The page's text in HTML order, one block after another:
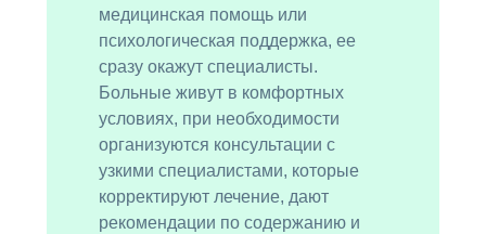
медицинская помощь или
психологическая поддержка, ее
сразу окажут специалисты.
Больные живут в комфортных
условиях, при необходимости
организуются консультации с
узкими специалистами, которые
корректируют лечение, дают
рекомендации по содержанию и